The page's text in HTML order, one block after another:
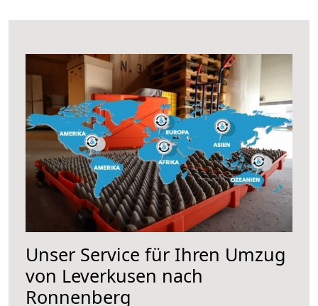
Unser Service für Ihren Umzug
von Leverkusen nach
Ronnenberg